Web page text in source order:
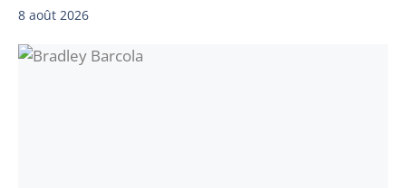
8 août 2026